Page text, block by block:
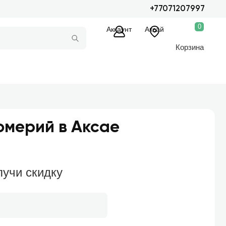
+77071207997
Аккаунт Аксай 0
Корзина
в Аксае
скидку